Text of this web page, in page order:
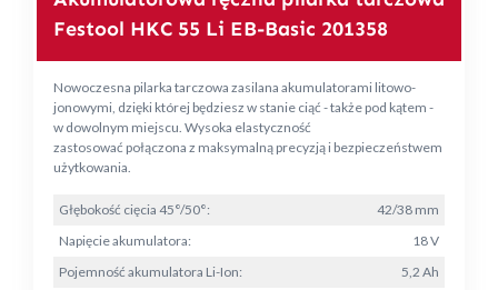
Festool HKC 55 Li EB-Basic 201358
Nowoczesna pilarka tarczowa zasilana akumulatorami litowo-
jonowymi, dzięki której będziesz w stanie ciąć - także pod kątem -
w dowolnym miejscu. Wysoka elastyczność
zastosować połączona z maksymalną precyzją i bezpieczeństwem
użytkowania.
Głębokość cięcia 45°/50°:
42/38 mm
Napięcie akumulatora:
18 V
Pojemność akumulatora Li-Ion:
5,2 Ah